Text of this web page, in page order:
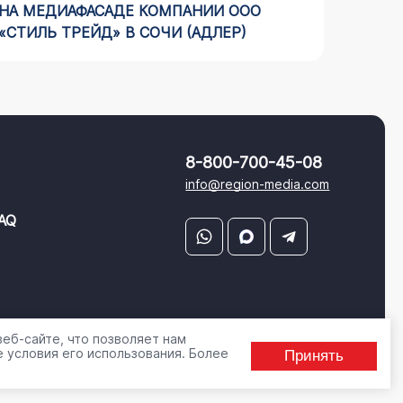
НА МЕДИАФАСАДЕ КОМПАНИИ ООО
«СТИЛЬ ТРЕЙД» В СОЧИ (АДЛЕР)
8-800-700-45-08
info@region-media.com
сайте, что позволяет нам
его использования. Более
Принять